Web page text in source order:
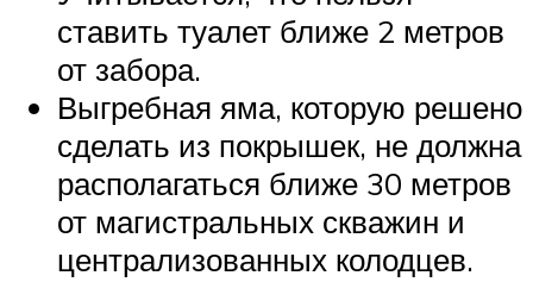
ставить туалет ближе 2 метров
от забора.
Выгребная яма, которую решено
сделать из покрышек, не должна
располагаться ближе 30 метров
от магистральных скважин и
централизованных колодцев.